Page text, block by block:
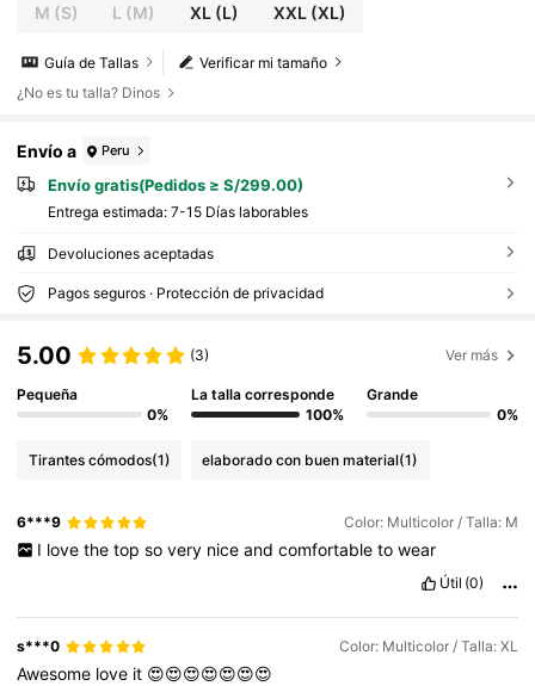
M (S) L (M) XL(L) XXL(XL)
Verificar mi tamaño
Guía de Tallas
¿No es tu talla? Dinos
Envío a Peru
Envío gratis(Pedidos ≥ S/299.00)
Entrega estimada: 7-15 Días laborables
Devoluciones aceptadas
Pagos seguros · Protección de privacidad
5.00 (3) Ver más
Pequeña
0%
La talla corresponde
100%
Grande
0%
Tirantes cómodos(1) elaborado con buen material(1)
6***9 Color: Multicolor / Talla: M
I love the top so very nice and comfortable to wear
Útil (0)
s***0 Color: Multicolor / Talla: XL
Awesome love it 😍😍😍😍😍😍😍